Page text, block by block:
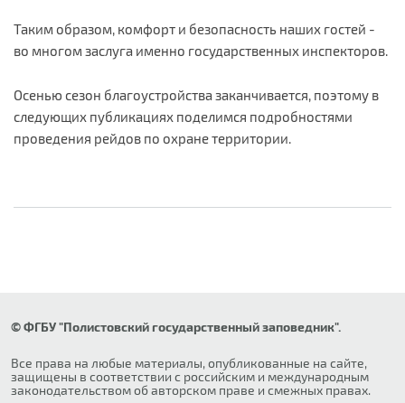
Таким образом, комфорт и безопасность наших гостей -
во многом заслуга именно государственных инспекторов.
Осенью сезон благоустройства заканчивается, поэтому в
следующих публикациях поделимся подробностями
проведения рейдов по охране территории.
© ФГБУ "Полистовский государственный заповедник".
Все права на любые материалы, опубликованные на сайте,
защищены в соответствии с российским и международным
законодательством об авторском праве и смежных правах.